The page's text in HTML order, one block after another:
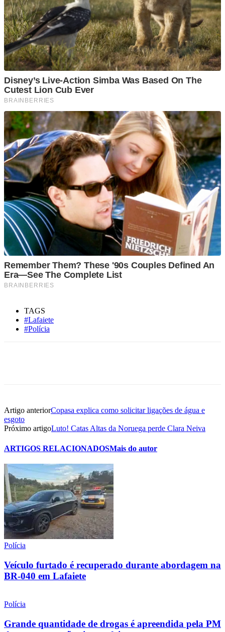
TAGS
#Lafaiete
#Polícia
Artigo anteriorCopasa explica como solicitar ligações de água e
esgoto
Próximo artigoLuto! Catas Altas da Noruega perde Clara Neiva
ARTIGOS RELACIONADOSMais do autor
Polícia
Veículo furtado é recuperado durante abordagem na
BR-040 em Lafaiete
Polícia
Grande quantidade de drogas é apreendida pela PM